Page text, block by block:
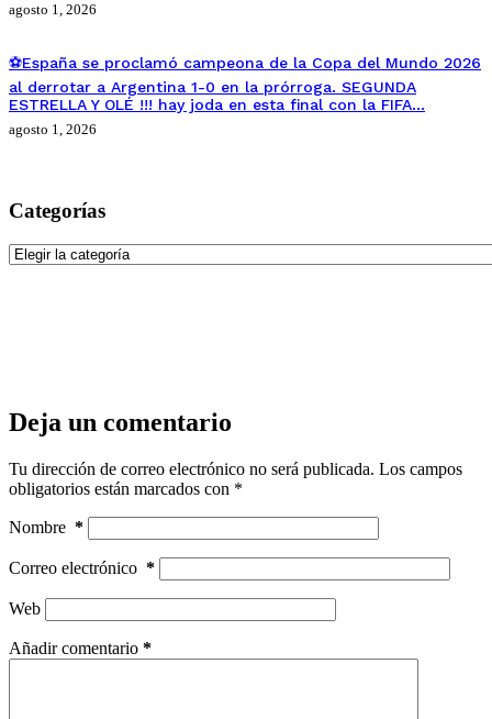
agosto 1, 2026
⚽España se proclamó campeona de la Copa del Mundo 2026
al derrotar a Argentina 1-0 en la prórroga. SEGUNDA
ESTRELLA Y OLÉ !!! hay joda en esta final con la FIFA…
agosto 1, 2026
Categorías
Categorías
Deja un comentario
Tu dirección de correo electrónico no será publicada. Los campos
obligatorios están marcados con *
Nombre *
Correo electrónico *
Web
Añadir comentario *